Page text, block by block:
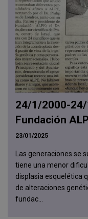
24/1/2000-
Fundación
23/01/2025
Las generaciones se
tiene una menor
displasia esquelética
de alteraciones
fundac...